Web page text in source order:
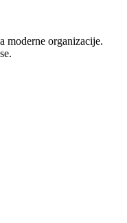
moderne organizacije.